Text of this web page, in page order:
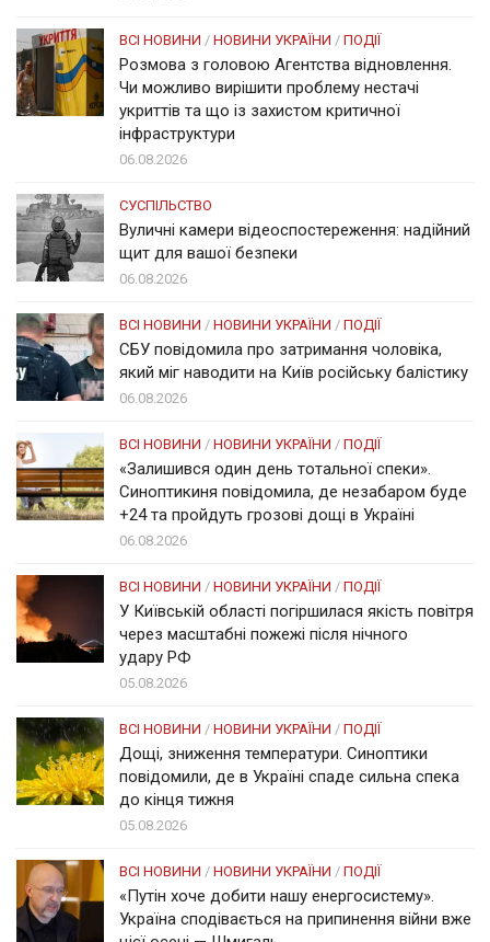
ВСІ НОВИНИ / НОВИНИ УКРАЇНИ / ПОДІЇ
Розмова з головою Агентства відновлення.
Чи можливо вирішити проблему нестачі
укриттів та що із захистом критичної
інфраструктури
06.08.2026
СУСПІЛЬСТВО
Вуличні камери відеоспостереження: надійний
щит для вашої безпеки
06.08.2026
ВСІ НОВИНИ / НОВИНИ УКРАЇНИ / ПОДІЇ
СБУ повідомила про затримання чоловіка,
який міг наводити на Київ російську балістику
06.08.2026
ВСІ НОВИНИ / НОВИНИ УКРАЇНИ / ПОДІЇ
«Залишився один день тотальної спеки».
Синоптикиня повідомила, де незабаром буде
+24 та пройдуть грозові дощі в Україні
06.08.2026
ВСІ НОВИНИ / НОВИНИ УКРАЇНИ / ПОДІЇ
У Київській області погіршилася якість повітря
через масштабні пожежі після нічного
удару РФ
05.08.2026
ВСІ НОВИНИ / НОВИНИ УКРАЇНИ / ПОДІЇ
Дощі, зниження температури. Синоптики
повідомили, де в Україні спаде сильна спека
до кінця тижня
05.08.2026
ВСІ НОВИНИ / НОВИНИ УКРАЇНИ / ПОДІЇ
«Путін хоче добити нашу енергосистему».
Україна сподівається на припинення війни вже